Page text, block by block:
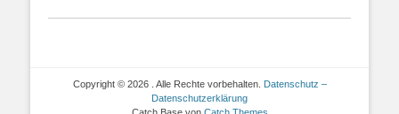
Copyright © 2026 . Alle Rechte vorbehalten. Datenschutz –
Datenschutzerklärung